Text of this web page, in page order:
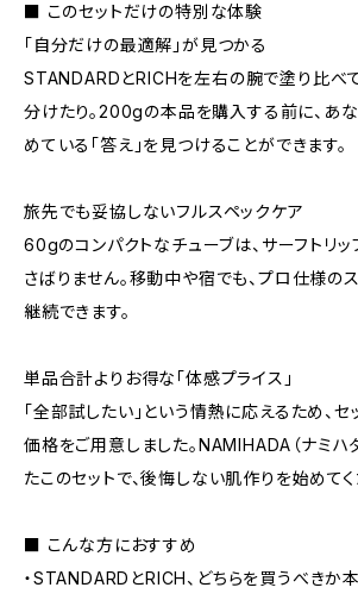
■ このセットだけの特別な体験
「自分だけの最適解」が見つかる
STANDARDとRICHを左右の腕で塗り比べ
分けたり。200gの本品を購入する前に、あ
めている「答え」を見つけることができます。
旅先でも妥協しないフルスペックケア
60gのコンパクトなチューブは、サーフトリ
さばりません。移動中や宿でも、プロ仕様の
継続できます。
単品合計よりお得な「体感プライス」
「全部試したい」という情熱に応えるため、
価格をご用意しました。NAMIHADA（ナミハ
たこのセットで、後悔しない肌作りを始めてく
■ こんな方におすすめ
・STANDARDとRICH、どちらを買うべきか